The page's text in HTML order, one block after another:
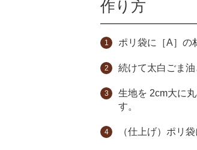
作り方
ポリ袋に［A］の
続けて太白ごま
生地を 2cm大に
す。
（仕上げ）ポリ